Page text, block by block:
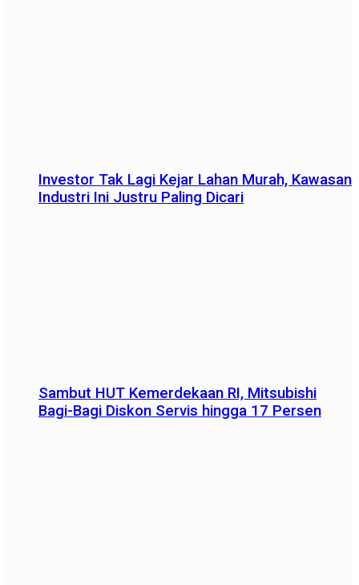
Investor Tak Lagi Kejar Lahan Murah, Kawasan
Industri Ini Justru Paling Dicari
Sambut HUT Kemerdekaan RI, Mitsubishi
Bagi-Bagi Diskon Servis hingga 17 Persen